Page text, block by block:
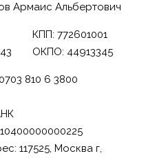
Армаис Альбертович
810 6 3800
117525, Москва г,
КПП: 772601001
ОКПО: 44913345